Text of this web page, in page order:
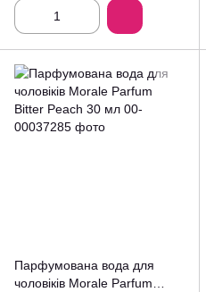
Парфумована вода для
чоловіків Morale Parfum